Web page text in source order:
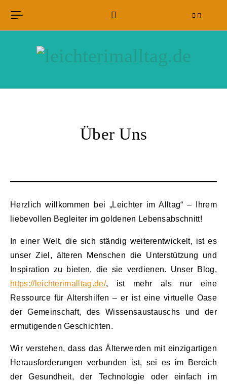
Über Uns
Herzlich willkommen bei „Leichter im Alltag“ – Ihrem
liebevollen Begleiter im goldenen Lebensabschnitt!
In einer Welt, die sich ständig weiterentwickelt, ist es
unser Ziel, älteren Menschen die Unterstützung und
Inspiration zu bieten, die sie verdienen. Unser Blog,
https://leichterimalltag.de/, ist mehr als nur eine
Ressource für Altershilfen – er ist eine virtuelle Oase
der Gemeinschaft, des Wissensaustauschs und der
ermutigenden Geschichten.
Wir verstehen, dass das Älterwerden mit einzigartigen
Herausforderungen verbunden ist, sei es im Bereich
der Gesundheit, der Technologie oder einfach im